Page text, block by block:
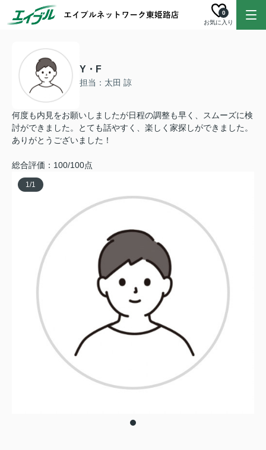
お気に入り
0
Y・F
担当：太田 諒
何度も内見をお願いしましたが日程の調整も早く、スムーズに検
討ができました。とても話やすく、楽しく家探しができました。
ありがとうございました！
総合評価：100/100点
1/1